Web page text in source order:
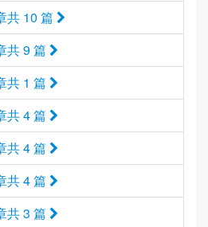
共 10 篇
共 9 篇
共 1 篇
共 4 篇
共 4 篇
共 4 篇
共 3 篇